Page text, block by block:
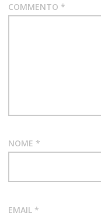
COMMENTO *
NOME *
EMAIL *